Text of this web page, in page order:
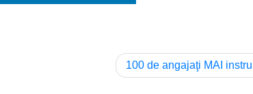
100 de angajaţi MAI